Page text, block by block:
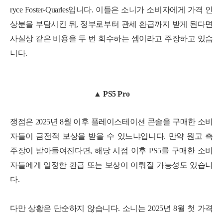
ryce Foster-Quarles입니다. 이들은 소니가 소비자에게 가격 인
상분을 부담시킨 뒤, 정부로부터 관세 환급까지 받게 된다면
사실상 같은 비용을 두 번 회수하는 셈이라고 주장하고 있습
니다.
▲ PS5 Pro
쟁점은 2025년 8월 이후 플레이스테이션 콘솔을 구매한 소비
자들이 금전적 보상을 받을 수 있느냐입니다. 만약 원고 측
주장이 받아들여진다면, 해당 시점 이후 PS5를 구매한 소비
자들에게 일정한 환급 또는 보상이 이뤄질 가능성도 있습니
다.
다만 상황은 단순하지 않습니다. 소니는 2025년 8월 첫 가격